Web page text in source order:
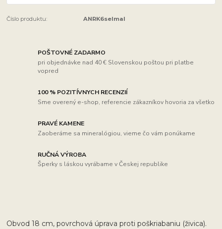
Číslo produktu: ANRK6selmal
POŠTOVNÉ ZADARMO
pri objednávke nad 40 € Slovenskou poštou pri platbe
vopred
100 % POZITÍVNYCH RECENZIÍ
Sme overený e-shop, referencie zákazníkov hovoria za všetko
PRAVÉ KAMENE
Zaoberáme sa mineralógiou, vieme čo vám ponúkame
RUČNÁ VÝROBA
Šperky s láskou vyrábame v Českej republike
Obvod 18 cm, povrchová úprava proti poškriabaniu (živica).